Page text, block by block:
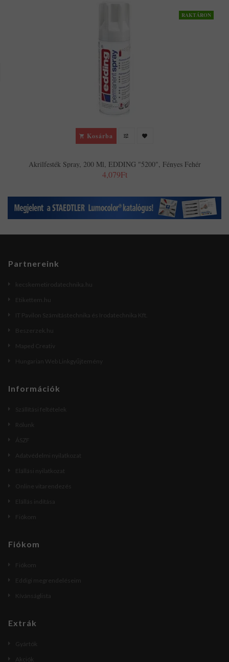
RAKTÁRON
Kosárba
Akrilfesték Spray, 200 Ml, EDDING "5200", Fényes Fehér
4,079Ft
Partnereink
kecskemetirodatechnika.hu
Etikettem.hu
IT Pavilon Számítástechnika és Irodatechnika Kft.
Beszerzek.hu
Maped Creativ
Hungarian Web Linkgyűjtemény
Információk
Szállítási feltételek
Rólunk
ÁSZF
Adatvédelmi nyilatkozat
Elállási nyilatkozat
Online vitarendezés
Elállás indítása
Fiókom
Fiókom
Fiókom
Eddigi megrendeléseim
Kívánságlista
Extrák
Gyártók
Akciók